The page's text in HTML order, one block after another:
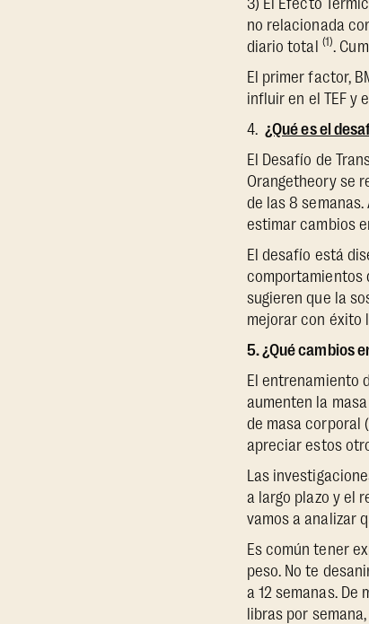
3) El Efecto
no relacionada
diario total
(1).
El primer factor,
influir en el TEF y
4. ¿Qué es el
El Desafío de
Orangetheory se
de las 8
estimar cambios
El desafío está
comportamientos
sugieren que la
mejorar con éxito
5. ¿Qué cambios
El entrenamiento
aumenten la
de masa corporal
apreciar estos
Las
a largo plazo y el
vamos a analizar
Es común tener
peso. No te
a 12 semanas.
libras por